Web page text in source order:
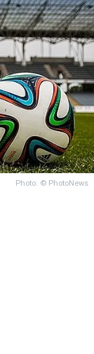
Photo: © PhotoNews